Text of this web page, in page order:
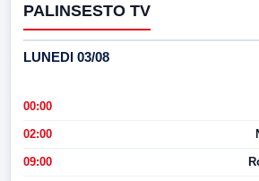
PALINSESTO TV
LUNEDI 03/08
00:00
02:00
09:00